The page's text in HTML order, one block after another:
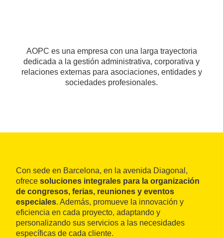
AOPC es una empresa con una larga trayectoria
dedicada a la gestión administrativa, corporativa y
relaciones externas para asociaciones, entidades y
sociedades profesionales.
Con sede en Barcelona, ​​en la avenida Diagonal,
ofrece soluciones integrales para la organización
de congresos, ferias, reuniones y eventos
especiales. Además, promueve la innovación y
eficiencia en cada proyecto, adaptando y
personalizando sus servicios a las necesidades
específicas de cada cliente.